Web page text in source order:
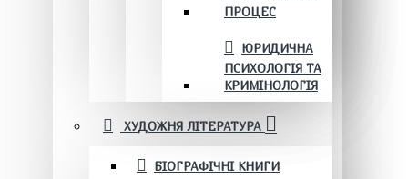
ПРОЦЕС
ЮРИДИЧНА
ПСИХОЛОГІЯ ТА
КРИМІНОЛОГІЯ
ХУДОЖНЯ ЛІТЕРАТУРА
БІОГРАФІЧНІ КНИГИ